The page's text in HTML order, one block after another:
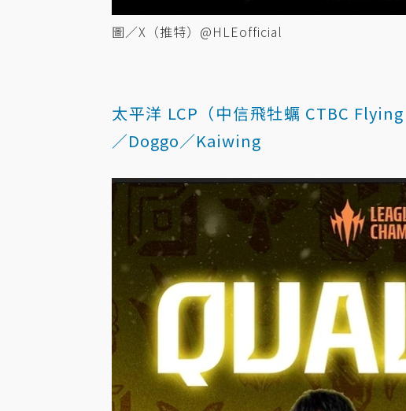
圖／X（推特）@HLEofficial
太平洋 LCP（中信飛牡蠣 CTBC
／Doggo／Kaiwing